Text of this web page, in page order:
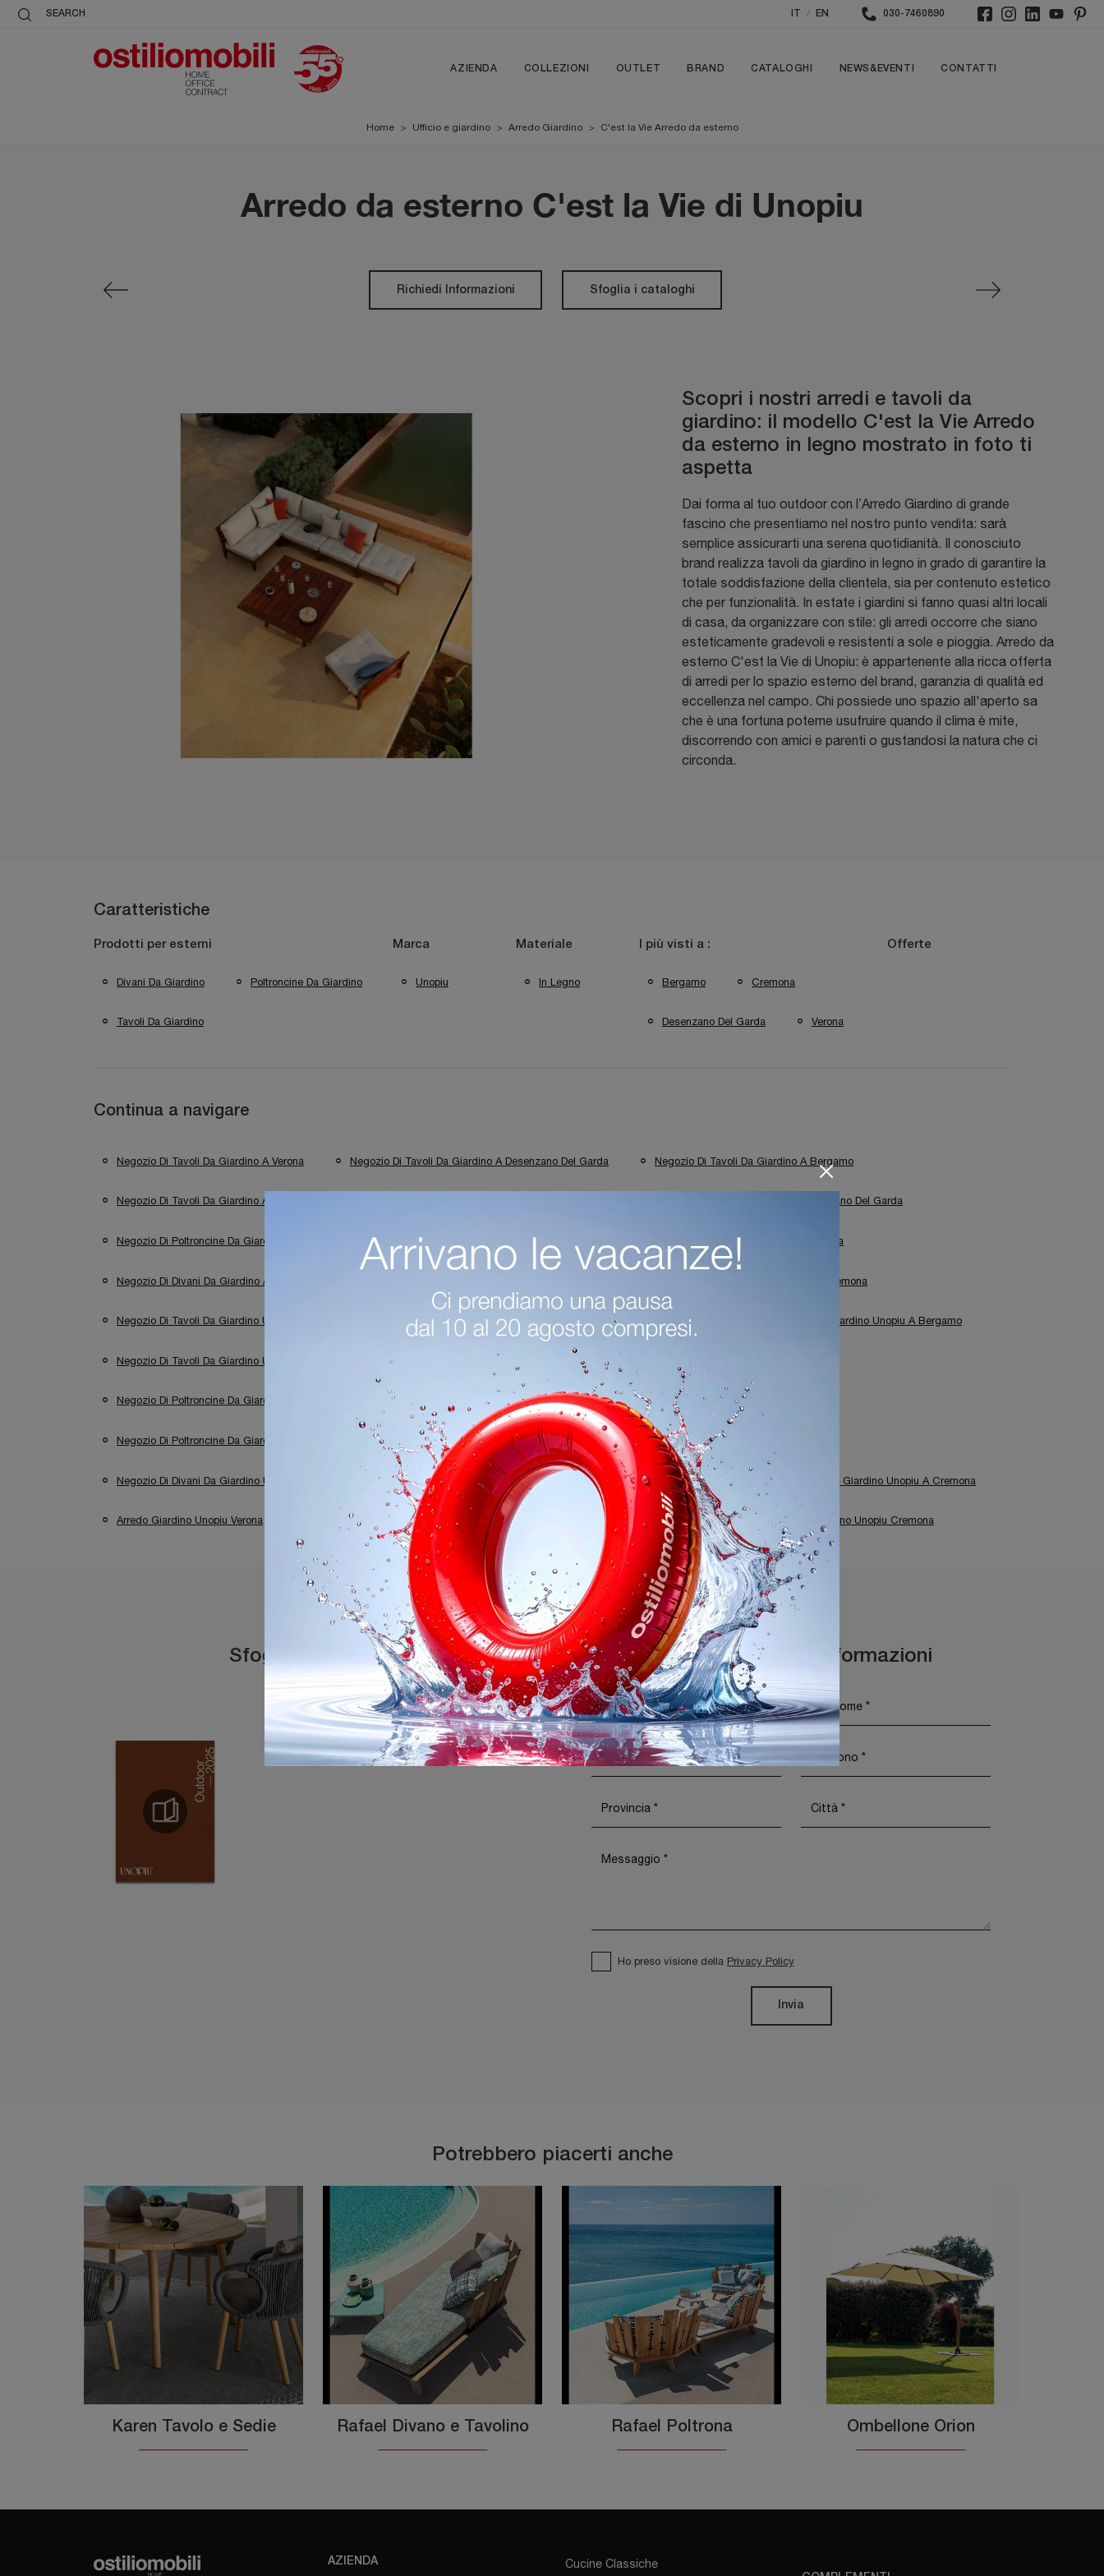
SEARCH / EN 030-7460890
AZIENDA COLLEZIONI OUTLET BRAND CATALOGHI NEWS&EVENTI CONTATTI
Home > Ufficio e giardino > Arredo Giardino > C'est la Vie Arredo da esterno
Arredo da esterno C'est la Vie di Unopiu
Richiedi Informazioni Sfoglia i cataloghi
Scopri i nostri arredi e tavoli da
giardino: il modello C'est la Vie Arredo
da esterno in legno mostrato in foto ti
aspetta
Dai forma al tuo outdoor con l’Arredo Giardino di grande
fascino che presentiamo nel nostro punto vendita: sarà
semplice assicurarti una serena quotidianità. Il conosciuto
brand realizza tavoli da giardino in legno in grado di garantire la
totale soddisfazione della clientela, sia per contenuto estetico
che per funzionalità. In estate i giardini si fanno quasi altri locali
di casa, da organizzare con stile: gli arredi occorre che siano
esteticamente gradevoli e resistenti a sole e pioggia. Arredo da
esterno C'est la Vie di Unopiu: è appartenente alla ricca offerta
di arredi per lo spazio esterno del brand, garanzia di qualità ed
eccellenza nel campo. Chi possiede uno spazio all'aperto sa
che è una fortuna poterne usufruire quando il clima è mite,
discorrendo con amici e parenti o gustandosi la natura che ci
circonda.
Caratteristiche
Prodotti per esterni
Divani Da Giardino Poltroncine Da Giardino
Tavoli Da Giardino
Marca
Unopiu
Materiale
In Legno
I più visti a :
Bergamo Cremona
Desenzano Del Garda Verona
Offerte
Continua a navigare
Negozio Di Tavoli Da Giardino A Verona Negozio Di Tavoli Da Giardino A Desenzano Del Garda Negozio Di Tavoli Da Giardino A Bergamo
Negozio Di Tavoli Da Giardino A Cremona Negozio Di Poltroncine Da Giardino A Desenzano Del Garda
Negozio Di Poltroncine Da Giardino A Bergamo Negozio Di Poltroncine Da Giardino A Cremona Negozio Di Divani Da Giardino A Verona
Negozio Di Divani Da Giardino A Desenzano Del Garda Negozio Di Divani Da Giardino A Cremona
Negozio Di Tavoli Da Giardino Unopiu A Verona Negozio Di Tavoli Da Giardino Unopiu A Desenzano Del Garda Negozio Di Tavoli Da Giardino Unopiu A Bergamo
Negozio Di Tavoli Da Giardino Unopiu A Cremona Negozio Di Poltroncine Da Giardino Unopiu A Verona
Negozio Di Poltroncine Da Giardino Unopiu A Desenzano Del Garda Negozio Di Poltroncine Da Giardino Unopiu A Bergamo
Negozio Di Poltroncine Da Giardino Unopiu A Cremona Negozio Di Divani Da Giardino Unopiu A Verona
Negozio Di Divani Da Giardino Unopiu A Desenzano Del Garda Negozio Di Divani Da Giardino Unopiu A Bergamo Negozio Di Divani Da Giardino Unopiu A Cremona
Arredo Giardino Unopiu Verona Arredo Giardino Unopiu Desenzano Del Garda Arredo Giardino Unopiu Bergamo Arredo Giardino Unopiu Cremona
Sfoglia i cataloghi Richiedi Maggiori Informazioni
Ho preso visione della Privacy Policy
Invia
Potrebbero piacerti anche
Karen Tavolo e Sedie Rafael Divano e Tavolino Rafael Poltrona Ombellone Orion
AZIENDA Cucine Classiche